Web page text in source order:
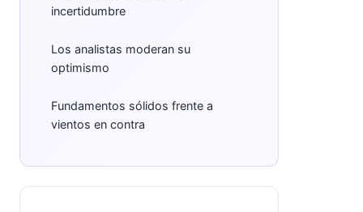
incertidumbre
Los analistas moderan su
optimismo
Fundamentos sólidos frente a
vientos en contra